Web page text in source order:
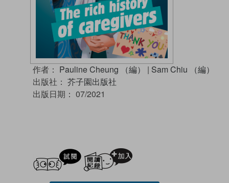
作者： Pauline Cheung （編） | Sam Chiu （編）
出版社： 芥子園出版社
出版日期： 07/2021
試閲